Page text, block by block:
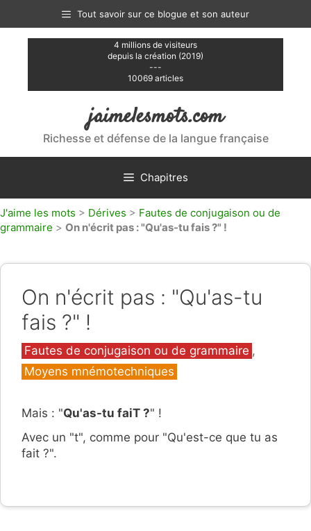
contenu
Tout savoir sur ce blogue et son auteur
4 millions de visiteurs
depuis la création (2019)
---
10069 articles
jaimelesmots.com
Richesse et défense de la langue française
Chapitres
J'aime les mots > Dérives > Fautes de conjugaison ou de
grammaire > On n'écrit pas : "Qu'as-tu fais ?" !
On n'écrit pas : "Qu'as-tu
fais ?" !
Catégories
Fautes de conjugaison ou de grammaire ,
Moyens mnémotechniques
Mais : "Qu'as-tu faiT ?" !
Avec un "t", comme pour "Qu'est-ce que tu as
fait ?".